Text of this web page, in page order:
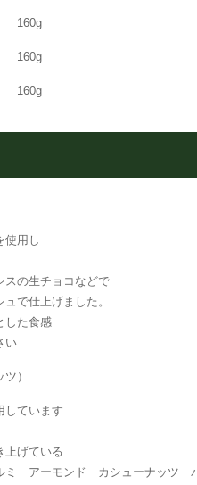
160g
160g
160g
使用し
スの生チョコなどで
で仕上げました。
した食感
い
）
しています
上げている
ミ アーモンド カシューナッツ